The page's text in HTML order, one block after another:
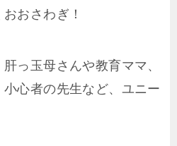
おさわぎ！
っ玉母さんや教育ママ、
心者の先生など、ユニー